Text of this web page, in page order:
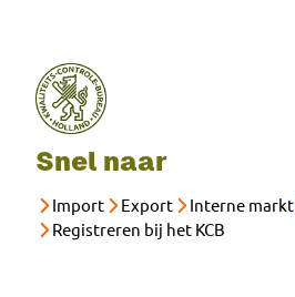
Snel naar
Import Export Interne markt
Registreren bij het KCB